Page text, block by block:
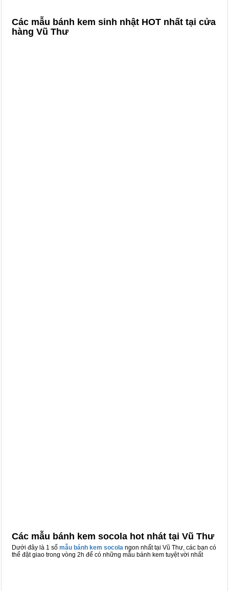
Các mẫu bánh kem sinh nhật HOT nhất tại cửa
hàng Vũ Thư
Các mẫu bánh kem socola hot nhát tại Vũ Thư
Dưới đây là 1 số mẫu bánh kem socola ngon nhất tại Vũ Thư, các bạn có
thể đặt giao trong vòng 2h để có những mẫu bánh kem tuyệt vời nhất